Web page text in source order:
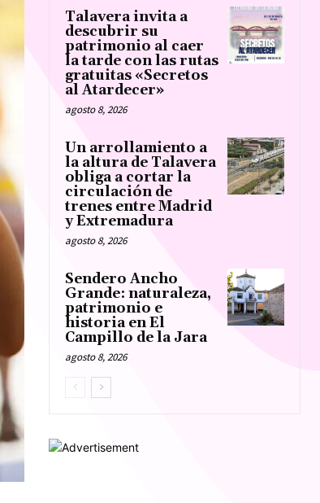
Talavera invita a
descubrir su
patrimonio al caer
la tarde con las rutas
gratuitas «Secretos
al Atardecer»
agosto 8, 2026
Un arrollamiento a
la altura de Talavera
obliga a cortar la
circulación de
trenes entre Madrid
y Extremadura
agosto 8, 2026
Sendero Ancho
Grande: naturaleza,
patrimonio e
historia en El
Campillo de la Jara
agosto 8, 2026